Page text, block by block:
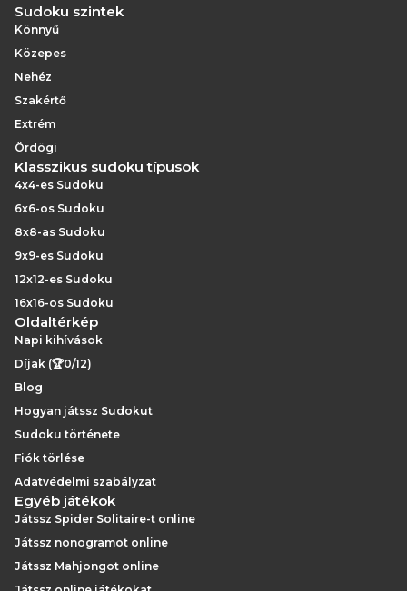
Sudoku szintek
Könnyű
Közepes
Nehéz
Szakértő
Extrém
Ördögi
Klasszikus sudoku típusok
4x4-es Sudoku
6x6-os Sudoku
8x8-as Sudoku
9x9-es Sudoku
12x12-es Sudoku
16x16-os Sudoku
Oldaltérkép
Napi kihívások
Díjak (🏆0/12)
Blog
Hogyan játssz Sudokut
Sudoku története
Fiók törlése
Adatvédelmi szabályzat
Egyéb játékok
Játssz Spider Solitaire-t online
Játssz nonogramot online
Játssz Mahjongot online